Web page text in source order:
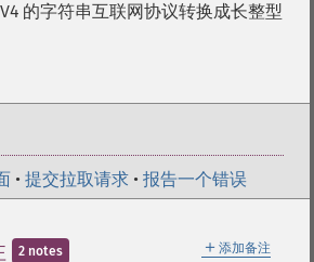
的字符串互联网协议转换成长整型
• 提交拉取请求 • 报告一个错误
＋ 添加备注
2 notes